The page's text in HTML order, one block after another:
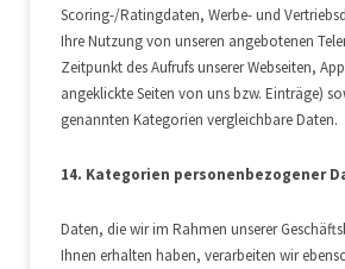
Scoring-/Ratingdaten, Werbe- und
Ihre Nutzung von unseren angebotenen
Zeitpunkt des Aufrufs unserer Webseiten,
angeklickte Seiten von uns bzw. Einträge)
genannten Kategorien vergleichbare Daten.
14. Kategorien personenbezogener
Daten, die wir im Rahmen unserer
Ihnen erhalten haben, verarbeiten wir